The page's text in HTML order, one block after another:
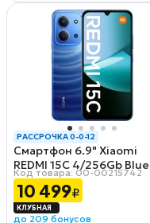
РАССРОЧКА 0-0-12
Смартфон 6.9" Xiaomi
REDMI 15C 4/256Gb Blue
Код товара: 00-00215742
10 499₽
до 209 бонусов